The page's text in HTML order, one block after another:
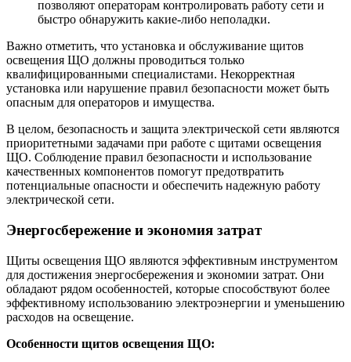
позволяют операторам контролировать работу сети и
быстро обнаружить какие-либо неполадки.
Важно отметить, что установка и обслуживание щитов
освещения ЩО должны проводиться только
квалифицированными специалистами. Некорректная
установка или нарушение правил безопасности может быть
опасным для операторов и имущества.
В целом, безопасность и защита электрической сети являются
приоритетными задачами при работе с щитами освещения
ЩО. Соблюдение правил безопасности и использование
качественных компонентов помогут предотвратить
потенциальные опасности и обеспечить надежную работу
электрической сети.
Энергосбережение и экономия затрат
Щиты освещения ЩО являются эффективным инструментом
для достижения энергосбережения и экономии затрат. Они
обладают рядом особенностей, которые способствуют более
эффективному использованию электроэнергии и уменьшению
расходов на освещение.
Особенности щитов освещения ЩО: